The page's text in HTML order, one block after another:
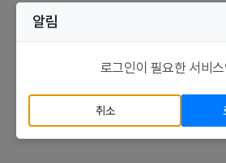
알림
로그인이 필요한 서비
취소